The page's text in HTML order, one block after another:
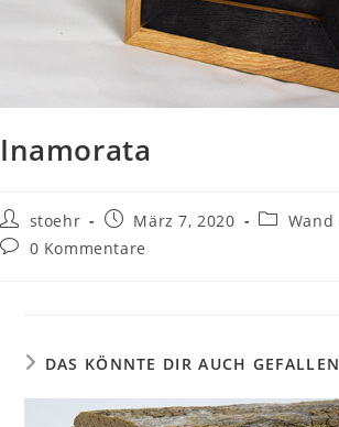
Inamorata
stoehr März 7, 2020
Wand
0 Kommentare
DAS KÖNNTE DIR AUCH GEFALLEN